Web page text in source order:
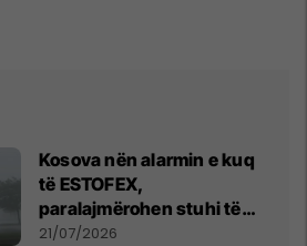
Kosova nën alarmin e kuq
të ESTOFEX,
paralajmërohen stuhi të
fuqishme me breshër dhe
21/07/2026